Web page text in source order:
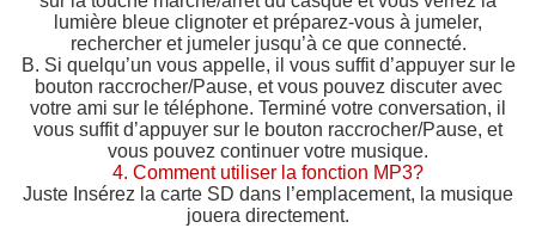
lumière bleue clignoter et préparez-vous à jumeler,
rechercher et jumeler jusqu’à ce que connecté.
B. Si quelqu’un vous appelle, il vous suffit d’appuyer sur le
bouton raccrocher/Pause, et vous pouvez discuter avec
votre ami sur le téléphone. Terminé votre conversation, il
vous suffit d’appuyer sur le bouton raccrocher/Pause, et
vous pouvez continuer votre musique.
4. Comment utiliser la fonction MP3?
Juste Insérez la carte SD dans l’emplacement, la musique
jouera directement.